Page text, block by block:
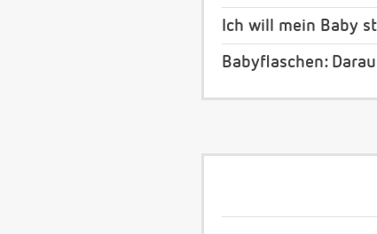
Ich will mein Baby
Babyflaschen: